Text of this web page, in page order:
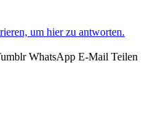
um hier zu antworten.
WhatsApp E-Mail Teilen